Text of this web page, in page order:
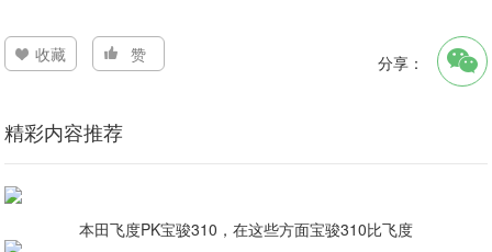
收藏 赞 分享：
精彩内容推荐
本田飞度PK宝骏310，在这些方面宝骏310比飞度